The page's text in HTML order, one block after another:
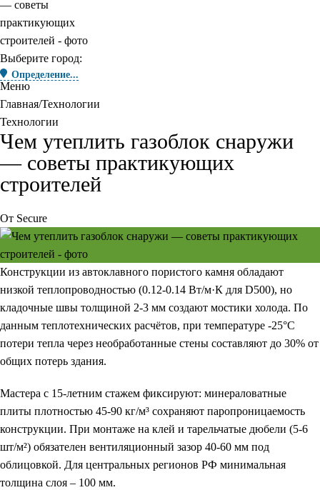
Выберите город:
Определение...
Меню
Главная Технологии
Технологии
Чем утеплить газоблок снаружи
— советы практикующих
строителей
От Secure
Конструкции из автоклавного пористого камня обладают
низкой теплопроводностью (0.12-0.14 Вт/м·К для D500), но
кладочные швы толщиной 2-3 мм создают мостики холода. По
данным теплотехнических расчётов, при температуре -25°C
потери тепла через необработанные стены составляют до 30% от
общих потерь здания.
Мастера с 15-летним стажем фиксируют: минераловатные
плиты плотностью 45-90 кг/м³ сохраняют паропроницаемость
конструкции. При монтаже на клей и тарельчатые дюбели (5-6
шт/м²) обязателен вентиляционный зазор 40-60 мм под
облицовкой. Для центральных регионов РФ минимальная
толщина слоя – 100 мм.